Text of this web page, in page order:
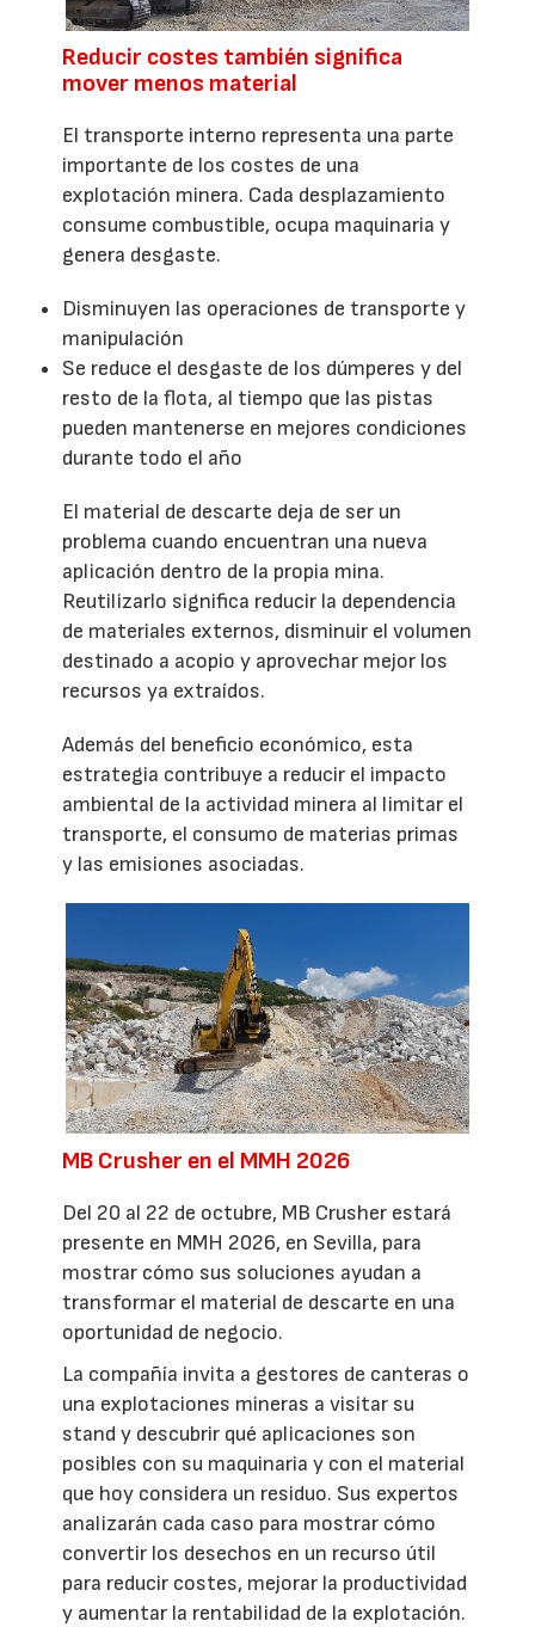
Reducir costes también significa
mover menos material
El transporte interno representa una parte
importante de los costes de una
explotación minera. Cada desplazamiento
consume combustible, ocupa maquinaria y
genera desgaste.
Disminuyen las operaciones de transporte y
manipulación
Se reduce el desgaste de los dúmperes y del
resto de la flota, al tiempo que las pistas
pueden mantenerse en mejores condiciones
durante todo el año
El material de descarte deja de ser un
problema cuando encuentran una nueva
aplicación dentro de la propia mina.
Reutilizarlo significa reducir la dependencia
de materiales externos, disminuir el volumen
destinado a acopio y aprovechar mejor los
recursos ya extraídos.
Además del beneficio económico, esta
estrategia contribuye a reducir el impacto
ambiental de la actividad minera al limitar el
transporte, el consumo de materias primas
y las emisiones asociadas.
MB Crusher en el MMH 2026
Del 20 al 22 de octubre, MB Crusher estará
presente en MMH 2026, en Sevilla, para
mostrar cómo sus soluciones ayudan a
transformar el material de descarte en una
oportunidad de negocio.
La compañía invita a gestores de canteras o
una explotaciones mineras a visitar su
stand y descubrir qué aplicaciones son
posibles con su maquinaria y con el material
que hoy considera un residuo. Sus expertos
analizarán cada caso para mostrar cómo
convertir los desechos en un recurso útil
para reducir costes, mejorar la productividad
y aumentar la rentabilidad de la explotación.